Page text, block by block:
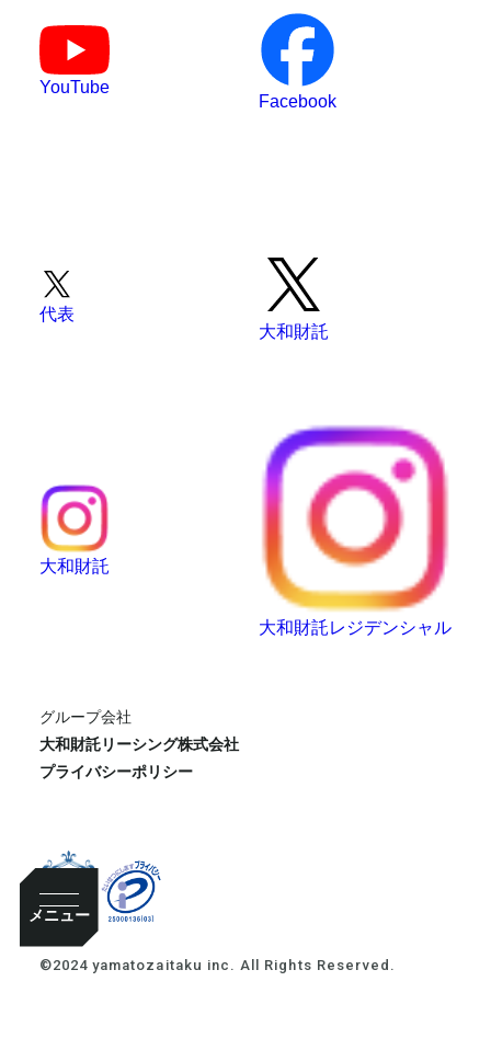
メニュー
YouTube
Facebook
代表
大和財託
大和財託
大和財託レジデンシャル
グループ会社
大和財託リーシング株式会社
プライバシーポリシー
©2024 yamatozaitaku inc. All Rights Reserved.